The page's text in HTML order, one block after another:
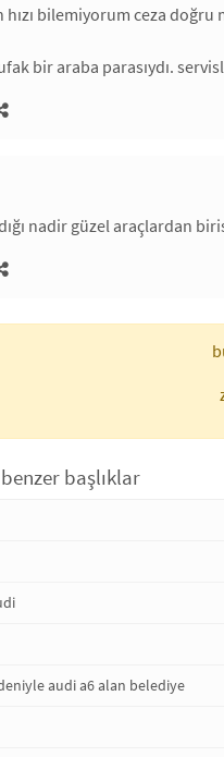
bilemiyorum ceza
bir araba parasıydı.
nadir güzel araçlardan
başlıklar
audi a6 alan belediye